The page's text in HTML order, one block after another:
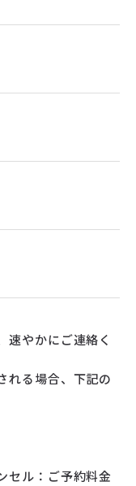
速やかにご連絡く
れる場合、下記の
セル：ご予約料金